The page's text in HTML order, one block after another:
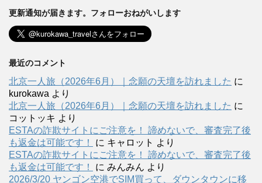
更新通知が届きます。フォローおねがいします
最近のコメント
北京一人旅（2026年6月）｜念願の天壇を訪れました に
kurokawa より
北京一人旅（2026年6月）｜念願の天壇を訪れました に
コットッキ より
ESTAの詐欺サイトにご注意を！ 諦めないで、審査完了後
も返金は可能です！
に キャロット より
ESTAの詐欺サイトにご注意を！ 諦めないで、審査完了後
も返金は可能です！
に みんみん より
2026/3/20 ヤンゴン空港でSIM買って、ダウンタウンに移